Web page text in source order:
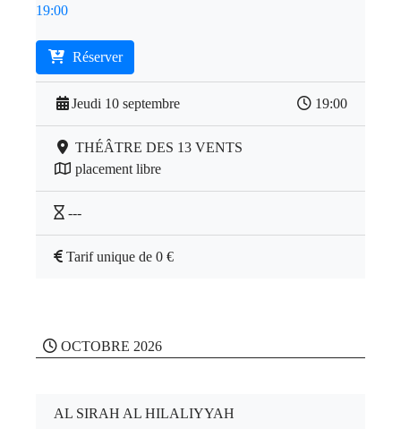
19:00
Réserver
Jeudi 10 septembre 19:00
THÉÂTRE DES 13 VENTS
placement libre
---
Tarif unique de 0 €
OCTOBRE 2026
AL SIRAH AL HILALIYYAH